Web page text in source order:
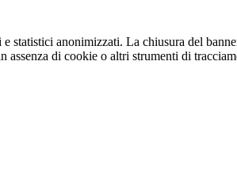
statistici anonimizzati. La chiusura del
assenza di cookie o altri strumenti di